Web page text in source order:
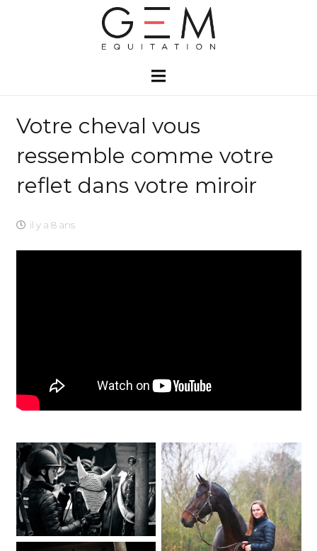
Votre cheval vous
ressemble comme votre
reflet dans votre miroir
il y a 8 ans